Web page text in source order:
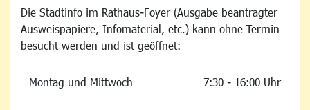
Die Stadtinfo im Rathaus-Foyer (Ausgabe beantragter
Ausweispapiere, Infomaterial, etc.) kann ohne Termin
besucht werden und ist geöffnet:
Montag und Mittwoch 7:30 - 16:00 Uhr